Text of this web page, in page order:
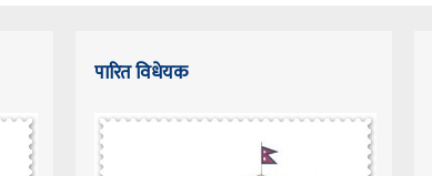
पारित विधेयक